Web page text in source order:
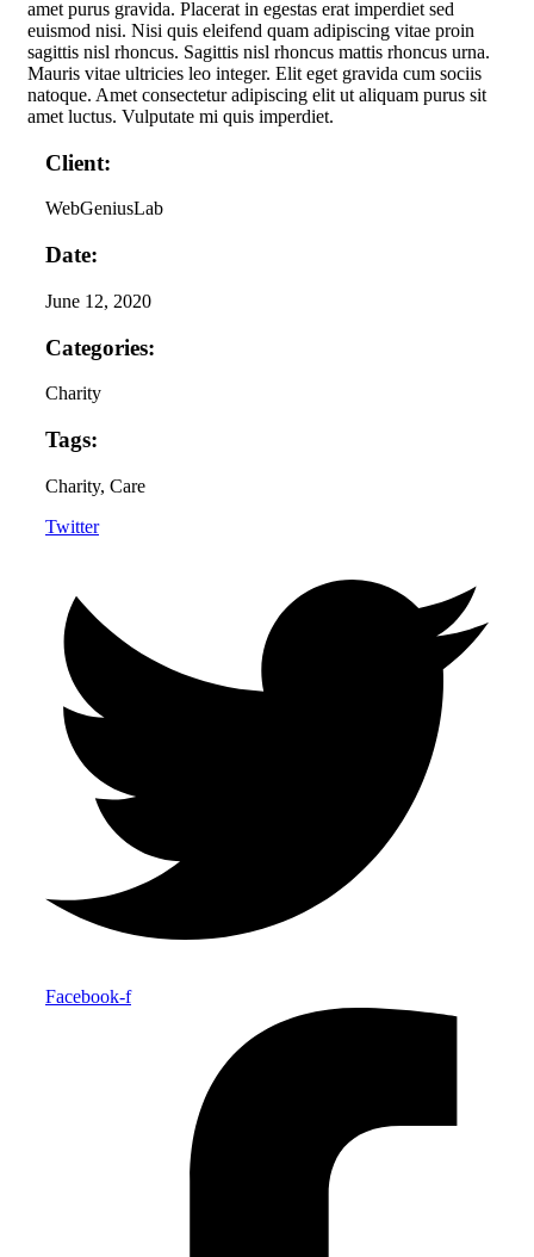
amet purus gravida. Placerat in egestas erat imperdiet sed
euismod nisi. Nisi quis eleifend quam adipiscing vitae proin
sagittis nisl rhoncus. Sagittis nisl rhoncus mattis rhoncus urna.
Mauris vitae ultricies leo integer. Elit eget gravida cum sociis
natoque. Amet consectetur adipiscing elit ut aliquam purus sit
amet luctus. Vulputate mi quis imperdiet.
Client:
WebGeniusLab
Date:
June 12, 2020
Categories:
Charity
Tags:
Charity, Care
Twitter
Facebook-f